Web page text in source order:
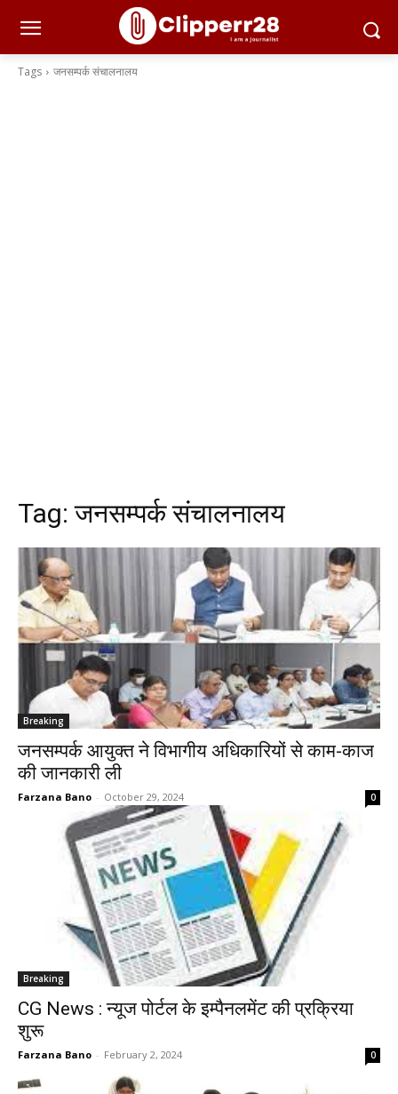
Tags जनसम्पर्क संचालनालय
Tag:जनसम्पर्क संचालनालय
Breaking
जनसम्पर्क आयुक्त ने विभागीय अधिकारियों से काम-काज
की जानकारी ली
Farzana Bano - October 29, 2024 0
Breaking
CG News : न्यूज पोर्टल के इम्पैनलमेंट की प्रक्रिया
शुरू
Farzana Bano - February 2, 2024 0